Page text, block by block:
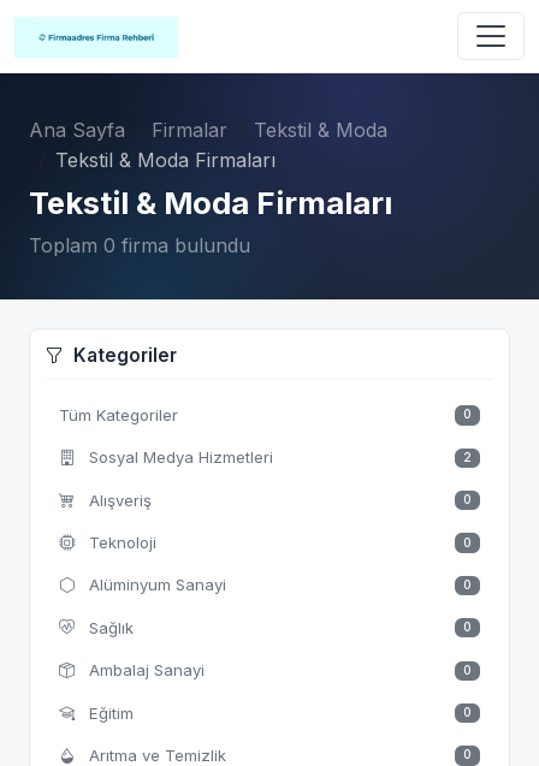
Ana Sayfa Firmalar
Tekstil & Moda
Tekstil & Moda Firmaları
Tekstil & Moda Firmaları
Toplam 0 firma bulundu
Kategoriler
Tüm Kategoriler 0
Sosyal Medya Hizmetleri 2
Alışveriş 0
Teknoloji 0
Alüminyum Sanayi 0
Sağlık 0
Ambalaj Sanayi 0
Eğitim 0
Arıtma ve Temizlik 0